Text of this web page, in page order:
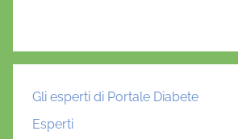
Gli esperti di Portale Diabete
Esperti